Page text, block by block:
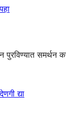
समर्थन
द्या